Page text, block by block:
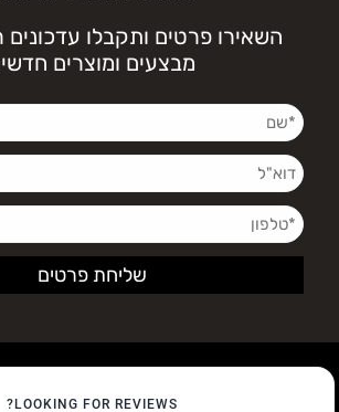
השאירו פרטים ותקבלו עדכונים
מבצעים ומוצרים
LOOKING FOR REVIEWS?